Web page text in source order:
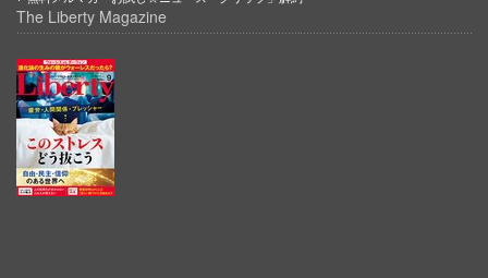
The Liberty Magazine